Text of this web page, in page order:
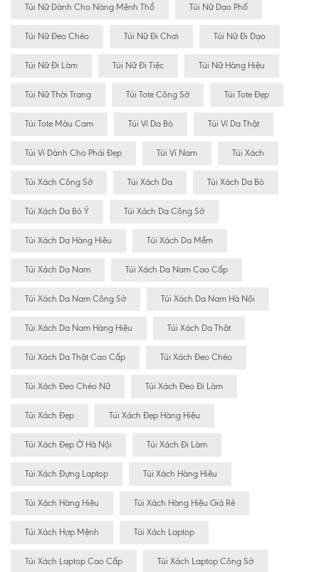
Túi Nữ Dành Cho Nàng Mệnh Thổ Túi Nữ Dạo Phố
Túi Nữ Đeo Chéo Túi Nữ Đi Chơi Túi Nữ Đi Dạo
Túi Nữ Đi Làm Túi Nữ Đi Tiệc Túi Nữ Hàng Hiệu
Túi Nữ Thời Trang Túi Tote Công Sở Túi Tote Đẹp
Túi Tote Màu Cam Túi Ví Da Bò Túi Ví Da Thật
Túi Ví Dành Cho Phái Đẹp Túi Ví Nam Túi Xách
Túi Xách Công Sở Túi Xách Da Túi Xách Da Bò
Túi Xách Da Bò Ý Túi Xách Da Công Sở
Túi Xách Da Hàng Hiêu Túi Xách Da Mềm
Túi Xách Da Nam Túi Xách Da Nam Cao Cấp
Túi Xách Da Nam Công Sở Túi Xách Da Nam Hà Nội
Túi Xách Da Nam Hàng Hiệu Túi Xách Da Thật
Túi Xách Da Thật Cao Cấp Túi Xách Đeo Chéo
Túi Xách Đeo Chéo Nữ Túi Xách Đeo Đi Làm
Túi Xách Đẹp Túi Xách Đẹp Hàng Hiệu
Túi Xách Đẹp Ở Hà Nội Túi Xách Đi Làm
Túi Xách Đựng Laptop Túi Xách Hàng Hiêu
Túi Xách Hàng Hiệu Túi Xách Hàng Hiệu Giá Rẻ
Túi Xách Hợp Mệnh Túi Xách Laptop
Túi Xách Laptop Cao Cấp Túi Xách Laptop Công Sở